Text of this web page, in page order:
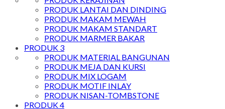
PRODUK LANTAI DAN DINDING
PRODUK MAKAM MEWAH
PRODUK MAKAM STANDART
PRODUK MARMER BAKAR
PRODUK 3
PRODUK MATERIAL BANGUNAN
PRODUK MEJA DAN KURSI
PRODUK MIX LOGAM
PRODUK MOTIF INLAY
PRODUK NISAN-TOMBSTONE
PRODUK 4